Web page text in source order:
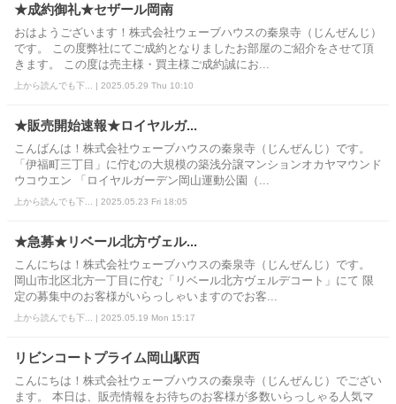
★成約御礼★セザール岡南
おはようございます！株式会社ウェーブハウスの秦泉寺（じんぜんじ）
です。 この度弊社にてご成約となりましたお部屋のご紹介をさせて頂
きます。 この度は売主様・買主様ご成約誠にお...
上から読んでも下... | 2025.05.29 Thu 10:10
★販売開始速報★ロイヤルガ...
こんばんは！株式会社ウェーブハウスの秦泉寺（じんぜんじ）です。
「伊福町三丁目」に佇むの大規模の築浅分譲マンションオカヤマウンド
ウコウエン 「ロイヤルガーデン岡山運動公園（...
上から読んでも下... | 2025.05.23 Fri 18:05
★急募★リベール北方ヴェル...
こんにちは！株式会社ウェーブハウスの秦泉寺（じんぜんじ）です。
岡山市北区北方一丁目に佇む「リベール北方ヴェルデコート」にて 限
定の募集中のお客様がいらっしゃいますのでお客...
上から読んでも下... | 2025.05.19 Mon 15:17
リビンコートプライム岡山駅西
こんにちは！株式会社ウェーブハウスの秦泉寺（じんぜんじ）でござい
ます。 本日は、販売情報をお待ちのお客様が多数いらっしゃる人気マ